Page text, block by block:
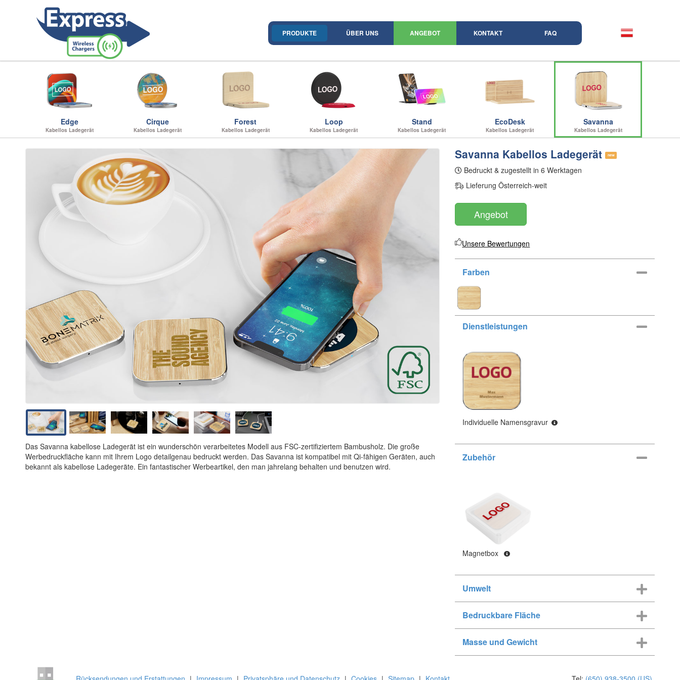
PRODUKTE ÜBER UNS ANGEBOT KONTAKT FAQ
Edge
Kabellos Ladegerät
Cirque
Kabellos Ladegerät
Forest
Kabellos Ladegerät
Loop
Kabellos Ladegerät
Stand
Kabellos Ladegerät
EcoDesk
Kabellos Ladegerät
Savanna
Kabellos Ladegerät
Das Savanna kabellose Ladegerät ist ein wunderschön verarbeitetes Modell aus FSC-zertifiziertem Bambusholz. Die große
Werbedruckfläche kann mit Ihrem Logo detailgenau bedruckt werden. Das Savanna ist kompatibel mit Qi-fähigen Geräten, auch
bekannt als kabellose Ladegeräte. Ein fantastischer Werbeartikel, den man jahrelang behalten und benutzen wird.
Savanna Kabellos Ladegerät new
Bedruckt & zugestellt in 6 Werktagen
Lieferung Österreich-weit
Angebot
Unsere Bewertungen
Farben
Dienstleistungen
Individuelle Namensgravur
Zubehör
Magnetbox
Umwelt
Bedruckbare Fläche
Masse und Gewicht